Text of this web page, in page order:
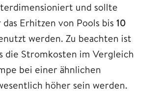
und sollte
Erhitzen von Pools bis10
werden. Zu beachten ist
die Stromkosten im Vergleich
bei einer ähnlichen
höher sein werden.